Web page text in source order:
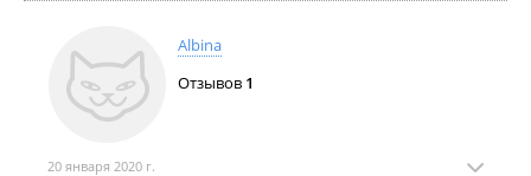
Albina
Отзывов 1
20 января 2020 г.